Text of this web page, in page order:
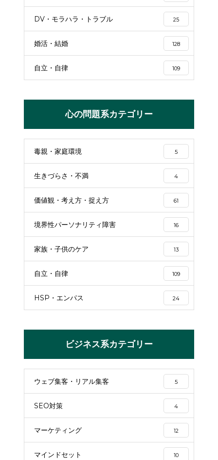
DV・モラハラ・トラブル 25
婚活・結婚 128
自立・自律 109
心の問題系カテゴリー
毒親・家庭環境 5
生きづらさ・不満 4
価値観・考え方・捉え方 61
境界性パーソナリティ障害 16
家族・子供のケア 13
自立・自律 109
HSP・エンパス 24
ビジネス系カテゴリー
ウェブ集客・リアル集客 5
SEO対策 4
マーケティング 12
マインドセット 10